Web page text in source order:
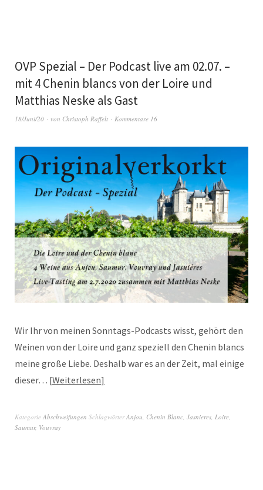
OVP Spezial – Der Podcast live am 02.07. –
mit 4 Chenin blancs von der Loire und
Matthias Neske als Gast
18/Juni/20 von Christoph Raffelt Kommentare 16
Wir Ihr von meinen Sonntags-Podcasts wisst, gehört den
Weinen von der Loire und ganz speziell den Chenin blancs
meine große Liebe. Deshalb war es an der Zeit, mal einige
dieser… Weiterlesen
Kategorie Abschweifungen SchlagwörterAnjou, Chenin Blanc, Jasnieres, Loire,
Saumur, Vouvray